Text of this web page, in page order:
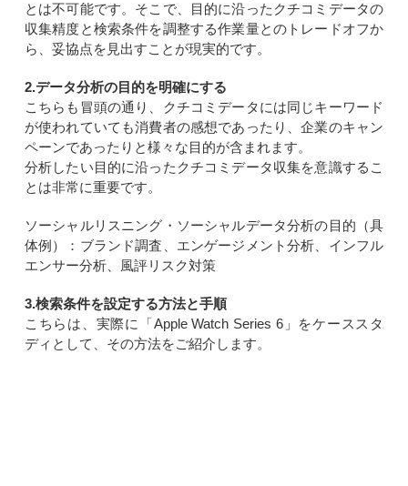
とは不可能です。そこで、目的に沿ったクチコミデータの
収集精度と検索条件を調整する作業量とのトレードオフか
ら、妥協点を見出すことが現実的です。
2.データ分析の目的を明確にする
こちらも冒頭の通り、クチコミデータには同じキーワード
が使われていても消費者の感想であったり、企業のキャン
ペーンであったりと様々な目的が含まれます。
分析したい目的に沿ったクチコミデータ収集を意識するこ
とは非常に重要です。
ソーシャルリスニング・ソーシャルデータ分析の目的（具
体例）：ブランド調査、エンゲージメント分析、インフル
エンサー分析、風評リスク対策
3.検索条件を設定する方法と手順
こちらは、実際に「Apple Watch Series 6」をケーススタ
ディとして、その方法をご紹介します。